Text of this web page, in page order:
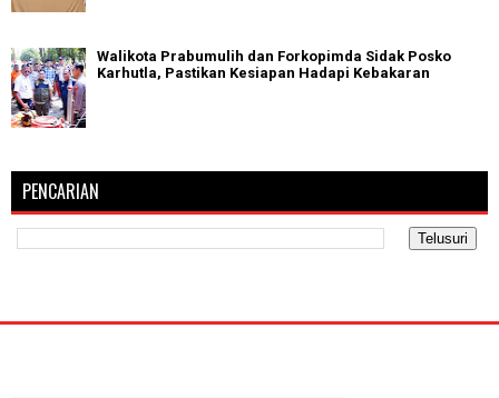
Walikota Prabumulih dan Forkopimda Sidak Posko
Karhutla, Pastikan Kesiapan Hadapi Kebakaran
PENCARIAN